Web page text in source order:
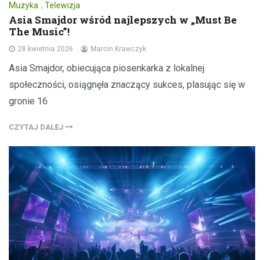
Muzyka , Telewizja
Asia Smajdor wśród najlepszych w „Must Be
The Music”!
28 kwietnia 2026 Marcin Krawczyk
Asia Smajdor, obiecująca piosenkarka z lokalnej
społeczności, osiągnęła znaczący sukces, plasując się w
gronie 16
CZYTAJ DALEJ